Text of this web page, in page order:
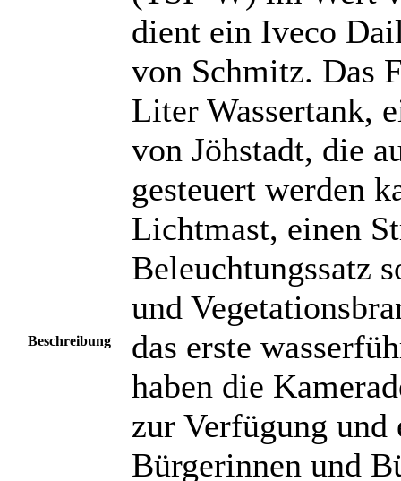
Beschreibung
dient ein Iveco
von Schmitz. Das
Liter Wassertank,
von Jöhstadt, die
gesteuert werden
Lichtmast, einen
Beleuchtungssatz
und
das erste
haben die
zur Verfügung und
Bürgerinnen und